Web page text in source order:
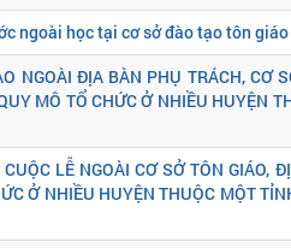
ngoài học tại cơ sở đào tạo tôn
NGOÀI ĐỊA BÀN PHỤ TRÁCH, CƠ
MÔ TỔ CHỨC Ở NHIỀU HUYỆN
LỄ NGOÀI CƠ SỞ TÔN GIÁO,
Ở NHIỀU HUYỆN THUỘC MỘT